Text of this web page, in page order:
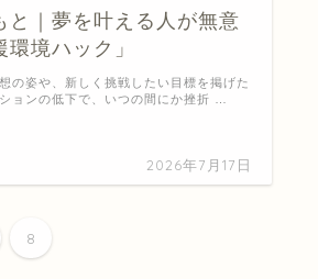
と｜夢を叶える人が無意
境ハック」
2026年7月17日
の姿や、新しく挑戦したい目標を掲げた
ョンの低下で、いつの間にか挫折 …
8